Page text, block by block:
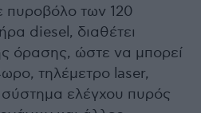
πυροβόλο των 120
diesel, διαθέτει
όρασης, ώστε να μπορεί
τηλέμετρο laser,
σύστημα ελέγχου πυρός